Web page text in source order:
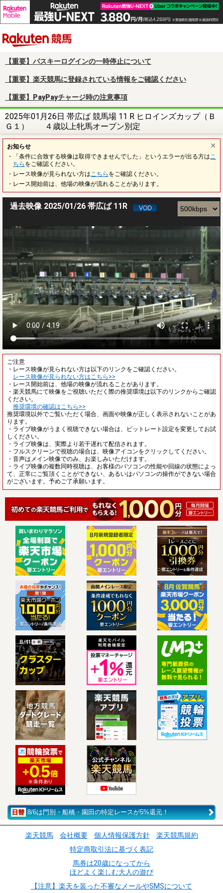
【重要】パスキーログインの一時停止について
【重要】楽天競馬に登録されている情報をご確認ください
【重要】PayPayチャージ時の注意事項
2025年01月26日 帯広ば 競馬場 11 R ヒロインズカップ（Ｂ
Ｇ１） ４歳以上牝馬オープン別定
お知らせ
・「条件に合致する映像は取得できませんでした」というエラーが出る方は こ
ちら をご確認ください。
・レース映像が見られない方は こちら をご確認ください。
・レース開始前は、他場の映像が流れることがあります。
過去映像 2025/01/26 帯広ば 11R
ご注意
・レース映像が見られない方は以下のリンクをご確認ください。
レース映像が見られない方はこちら>>
・レース開始前は、他場の映像が流れることがあります。
・楽天競馬にて映像をご視聴いただく際の推奨環境は以下のリンクからご確認
ください。
推奨環境の確認はこちら>>
推奨環境以外でご覧いただく場合、画面や映像が正しく表示されないことがあ
ります。
・ライブ映像がうまく視聴できない場合は、ビットレート設定を変更してお試
しください。
・ライブ映像は、実際より若干遅れて配信されます。
・フルスクリーンで視聴の場合は、映像アイコンをクリックしてください。
・音声はメイン映像でのみ、お楽しみいただけます。
・ライブ映像の複数同時視聴は、お客様のパソコンの性能や回線の状態によっ
て、正常にご覧頂くことができない、あるいはパソコンの操作ができない場合
がございます。予めご了承願います。
8/6は門別・船橋・園田の特定レースが5%還元！
楽天競馬 会社概要 個人情報保護方針
楽天競馬規約
特定商取引法に基づく表記
馬券は20歳になってから
ほどよく楽しむ大人の遊び
【注意】楽天を装った不審なメールやSMSについて